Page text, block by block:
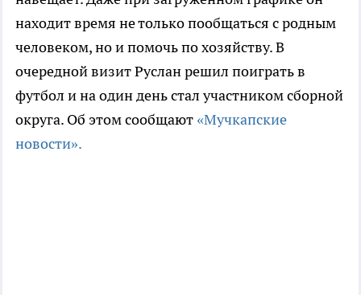
находит время не только пообщаться с родным
человеком, но и помочь по хозяйству. В
очередной визит Руслан решил поиграть в
футбол и на один день стал участником сборной
округа. Об этом сообщают «Мучкапские
новости».